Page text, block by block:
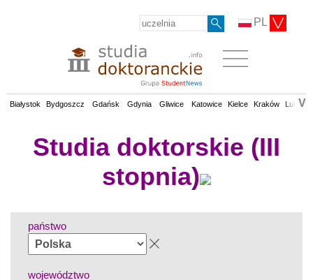
PL
Białystok Bydgoszcz Gdańsk Gdynia Gliwice Katowice Kielce Kraków Lublin
V
Studia doktorskie (III
stopnia)
państwo
województwo